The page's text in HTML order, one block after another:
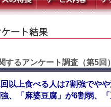
するアンケート調査（第5回
以上食べる人は7割強でや
、「麻婆豆腐」が6割弱、